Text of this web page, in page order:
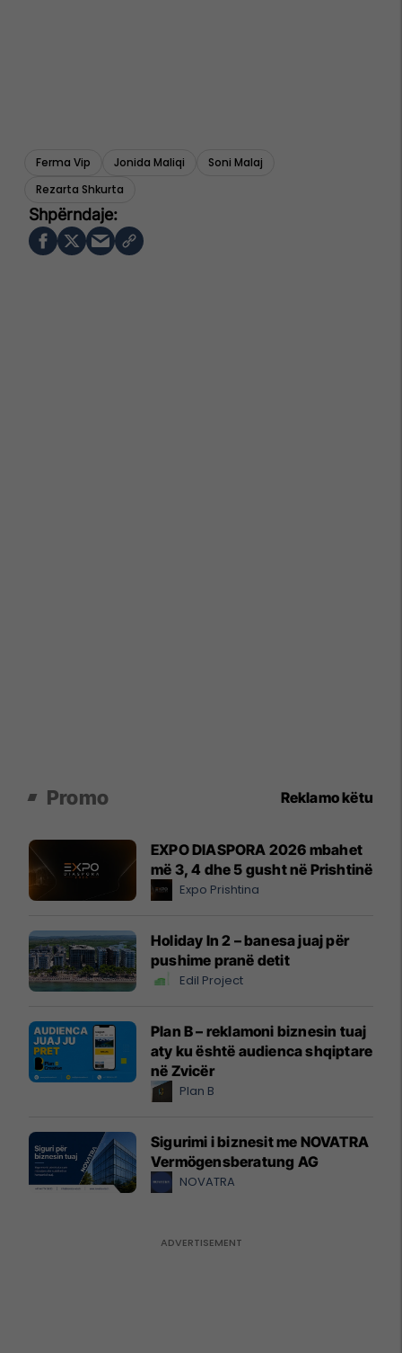
Ferma Vip Jonida Maliqi
Soni Malaj
Rezarta Shkurta
Promo Reklamo këtu
EXPO DIASPORA 2026 mbahet
më 3, 4 dhe 5 gusht në Prishtinë
Expo Prishtina
Holiday In 2 – banesa juaj për
pushime pranë detit
Edil Project
Plan B – reklamoni biznesin tuaj
aty ku është audienca shqiptare
në Zvicër
Plan B
Sigurimi i biznesit me NOVATRA
Vermögensberatung AG
NOVATRA